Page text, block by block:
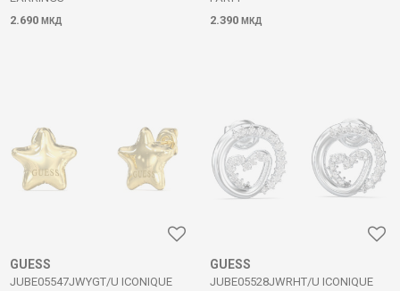
2.690 МКД
2.390 МКД
GUESS
JUBE05547JWYGT/U ICONIQUE
GUESS
JUBE05528JWRHT/U ICONIQUE